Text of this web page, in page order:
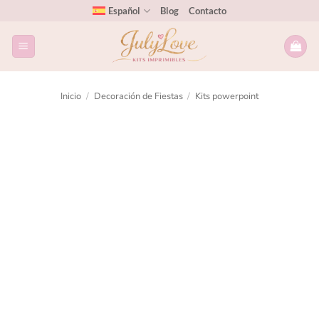
Español Blog Contacto
Inicio / Decoración de Fiestas / Kits powerpoint